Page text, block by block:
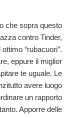
che sopra questo
contro Tinder,
“rubacuori”.
eppure il miglior
te uguale. Le
avere luogo
un rapporto
Apporre delle